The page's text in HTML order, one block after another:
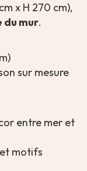
x H 270 cm),
du mur.
sur mesure
entre mer et
motifs